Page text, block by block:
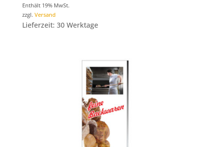
Enthält 19% MwSt.
zzgl. Versand
Lieferzeit: 30 Werktage